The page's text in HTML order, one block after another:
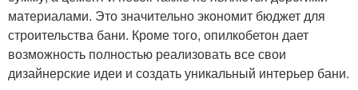
материалами. Это значительно экономит бюджет для
строительства бани. Кроме того, опилкобетон дает
возможность полностью реализовать все свои
дизайнерские идеи и создать уникальный интерьер бани.